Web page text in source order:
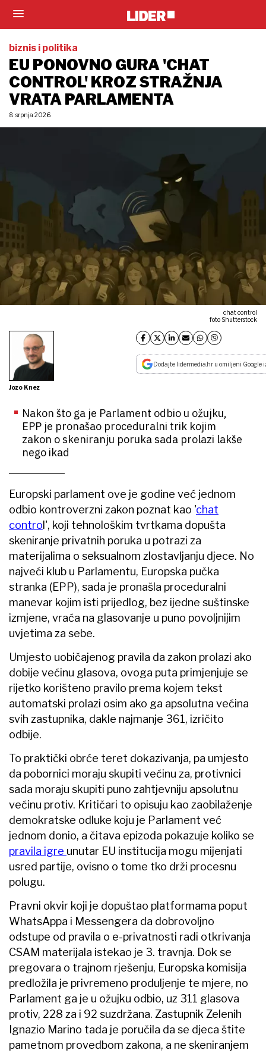
biznis i politika
EU PONOVNO GURA 'CHAT
CONTROL' KROZ STRAŽNJA
VRATA PARLAMENTA
8. srpnja 2026.
chat control
foto Shutterstock
Jozo Knez
Dodajte lidermedia.hr u omiljeni Google
Nakon što ga je Parlament odbio u ožujku,
EPP je pronašao proceduralni trik kojim
zakon o skeniranju poruka sada prolazi lakše
nego ikad
Europski parlament ove je godine već jednom
odbio kontroverzni zakon poznat kao 'chat
control', koji tehnološkim tvrtkama dopušta
skeniranje privatnih poruka u potrazi za
materijalima o seksualnom zlostavljanju djece. No
najveći klub u Parlamentu, Europska pučka
stranka (EPP), sada je pronašla proceduralni
manevar kojim isti prijedlog, bez ijedne suštinske
izmjene, vraća na glasovanje u puno povoljnijim
uvjetima za sebe.
Umjesto uobičajenog pravila da zakon prolazi ako
dobije većinu glasova, ovoga puta primjenjuje se
rijetko korišteno pravilo prema kojem tekst
automatski prolazi osim ako ga apsolutna većina
svih zastupnika, dakle najmanje 361, izričito
odbije.
To praktički obrće teret dokazivanja, pa umjesto
da pobornici moraju skupiti većinu za, protivnici
sada moraju skupiti puno zahtjevniju apsolutnu
većinu protiv. Kritičari to opisuju kao zaobilaženje
demokratske odluke koju je Parlament već
jednom donio, a čitava epizoda pokazuje koliko se
pravila igre unutar EU institucija mogu mijenjati
usred partije, ovisno o tome tko drži procesnu
polugu.
Pravni okvir koji je dopuštao platformama poput
WhatsAppa i Messengera da dobrovoljno
odstupe od pravila o e-privatnosti radi otkrivanja
CSAM materijala istekao je 3. travnja. Dok se
pregovara o trajnom rješenju, Europska komisija
predložila je privremeno produljenje te mjere, no
Parlament ga je u ožujku odbio, uz 311 glasova
protiv, 228 za i 92 suzdržana. Zastupnik Zelenih
Ignazio Marino tada je poručila da se djeca štite
pametnom provedbom zakona, a ne skeniranjem